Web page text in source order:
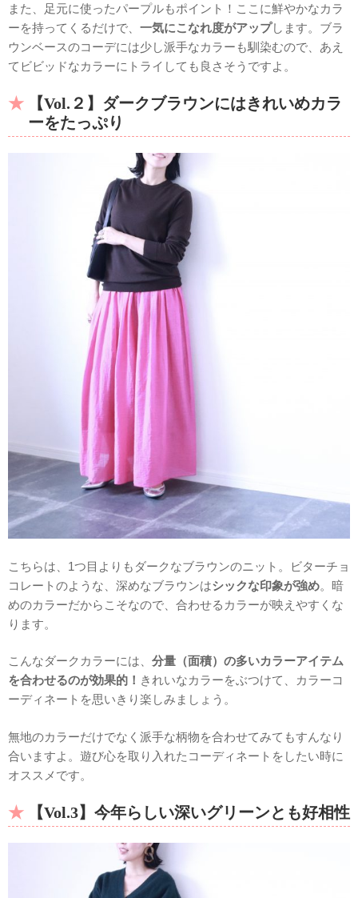
また、足元に使ったパープルもポイント！ここに鮮やかなカラ
ーを持ってくるだけで、 一気にこなれ度がアップします。ブラ
ウンベースのコーデには少し派手なカラーも馴染むので、あえ
てビビッドなカラーにトライしても良さそうですよ。
【Vol.２】ダークブラウンにはきれいめカラ
ーをたっぷり
こちらは、1つ目よりもダークなブラウンのニット。ビターチョ
コレートのような、深めなブラウンはシックな印象が強め。暗
めのカラーだからこそなので、合わせるカラーが映えやすくな
ります。
こんなダークカラーには、 分量（面積）の多いカラーアイテム
を合わせるのが効果的！ きれいなカラーをぶつけて、カラーコ
ーディネートを思いきり楽しみましょう。
無地のカラーだけでなく派手な柄物を合わせてみてもすんなり
合いますよ。遊び心を取り入れたコーディネートをしたい時に
オススメです。
【Vol.3】今年らしい深いグリーンとも好相性